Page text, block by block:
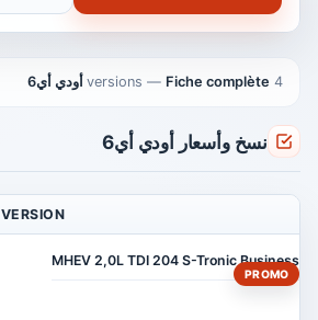
4 versions
— Fiche complète أودي أي6
نسخ وأسعار أودي أي6
VERSION
MHEV 2,0L TDI 204 S-Tronic Business
PROMO